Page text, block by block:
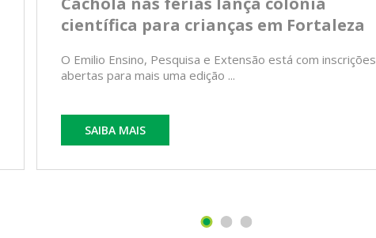
científica para crianças em Fortaleza
O Emilio Ensino, Pesquisa e Extensão está com inscrições
abertas para mais uma edição ...
SAIBA MAIS